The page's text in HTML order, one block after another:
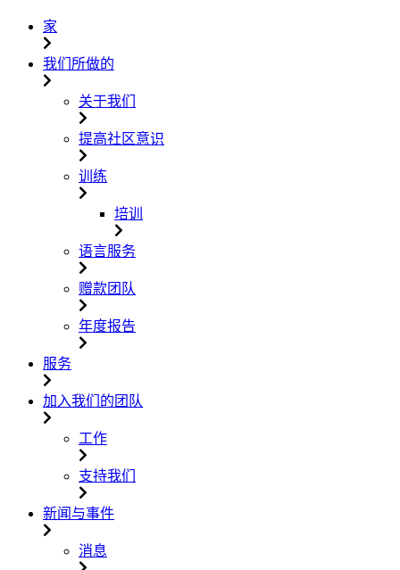
家
我们所做的
关于我们
提高社区意识
训练
培训
语言服务
赠款团队
年度报告
服务
加入我们的团队
工作
支持我们
新闻与事件
消息